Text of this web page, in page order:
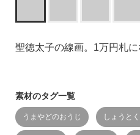
聖徳太子の線画。1万円札に
素材のタグ一覧
うまやどのおうじ しょうと